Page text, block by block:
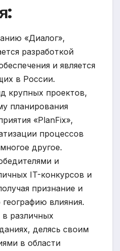
«Диалог»,
разработкой
и является
в России.
крупных проектов,
планирования
«PlanFix»,
процессов
другое.
и
IT-конкурсов и
признание и
влияния.
различных
делясь своим
в области